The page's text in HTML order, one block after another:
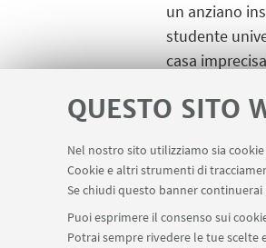
QUESTO SITO
Nel nostro sito utilizziamo sia
Cookie e altri strumenti di
Se chiudi questo banner
Puoi esprimere il consenso sui
Potrai sempre rivedere le tue
un anziano
studente
casa